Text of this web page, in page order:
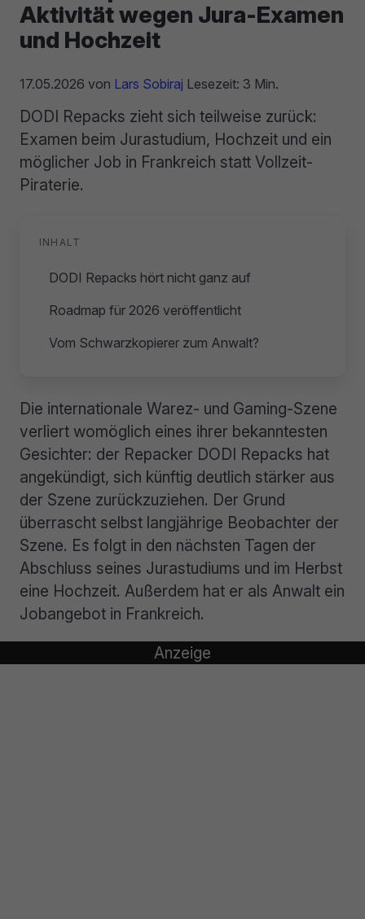
Aktivität wegen Jura-Examen
und Hochzeit
17.05.2026 von Lars Sobiraj Lesezeit: 3 Min.
DODI Repacks zieht sich teilweise zurück:
Examen beim Jurastudium, Hochzeit und ein
möglicher Job in Frankreich statt Vollzeit-
Piraterie.
INHALT
DODI Repacks hört nicht ganz auf
Roadmap für 2026 veröffentlicht
Vom Schwarzkopierer zum Anwalt?
Die internationale Warez- und Gaming-Szene
verliert womöglich eines ihrer bekanntesten
Gesichter: der Repacker DODI Repacks hat
angekündigt, sich künftig deutlich stärker aus
der Szene zurückzuziehen. Der Grund
überrascht selbst langjährige Beobachter der
Szene. Es folgt in den nächsten Tagen der
Abschluss seines Jurastudiums und im Herbst
eine Hochzeit. Außerdem hat er als Anwalt ein
Jobangebot in Frankreich.